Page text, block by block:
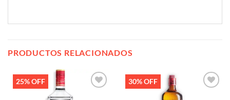
PRODUCTOS RELACIONADOS
25% OFF 30% OFF